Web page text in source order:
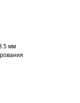
мм